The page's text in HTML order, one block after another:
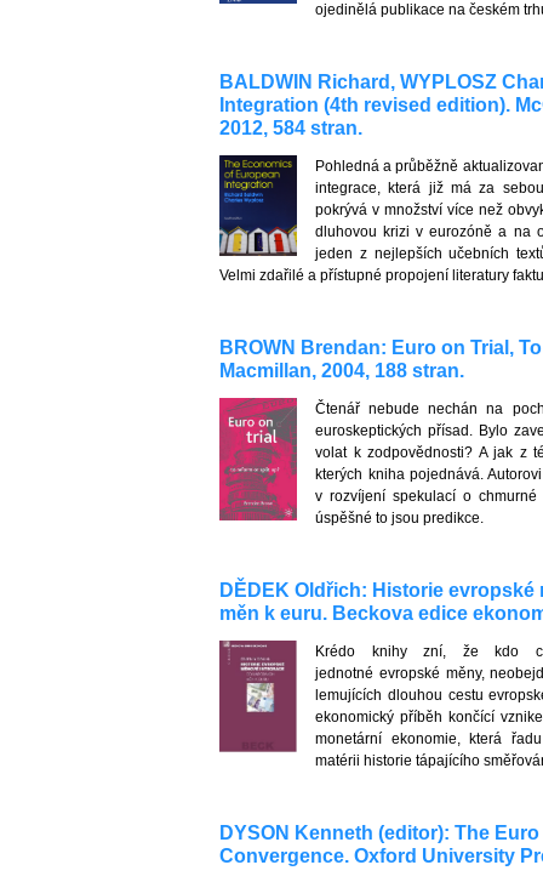
ojedinělá publikace na českém
BALDWIN Richard, WYPLOSZ
Integration (4th revised edition).
2012, 584 stran.
Pohledná a průběžně
integrace, která již má za
pokrývá v množství více než
dluhovou krizi v eurozóně a na
jeden z nejlepších učebních
Velmi zdařilé a přístupné propojení literatury
BROWN Brendan: Euro on Trial,
Macmillan, 2004, 188 stran.
Čtenář nebude nechán na
euroskeptických přísad. Bylo
volat k zodpovědnosti? A jak z
kterých kniha pojednává.
v rozvíjení spekulací o
úspěšné to jsou predikce.
DĚDEK Oldřich: Historie
měn k euru. Beckova edice
Krédo knihy zní, že kdo
jednotné evropské měny,
lemujících dlouhou cestu
ekonomický příběh končící
monetární ekonomie, která
matérii historie tápajícího
DYSON Kenneth (editor): The
Convergence. Oxford University